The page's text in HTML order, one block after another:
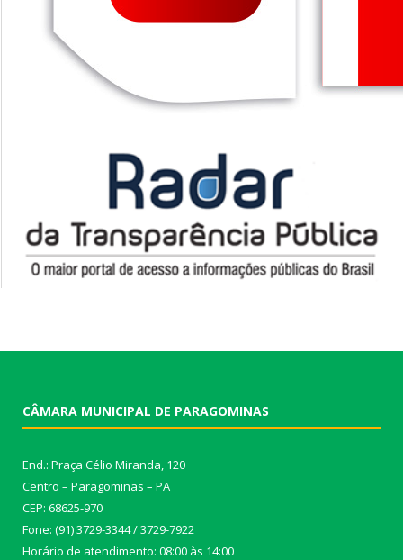
CÂMARA MUNICIPAL DE PARAGOMINAS
End.: Praça Célio Miranda, 120
Centro – Paragominas – PA
CEP: 68625-970
Fone: (91) 3729-3344 / 3729-7922
Horário de atendimento: 08:00 às 14:00